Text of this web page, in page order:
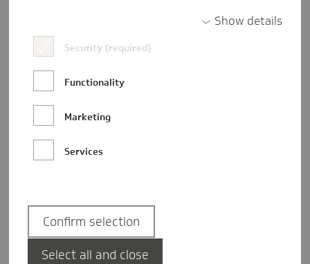
Yasmin Neshatrooh
Show details
Security (required)
Functionality
Marketing
Services
Confirm selection
Select all and close